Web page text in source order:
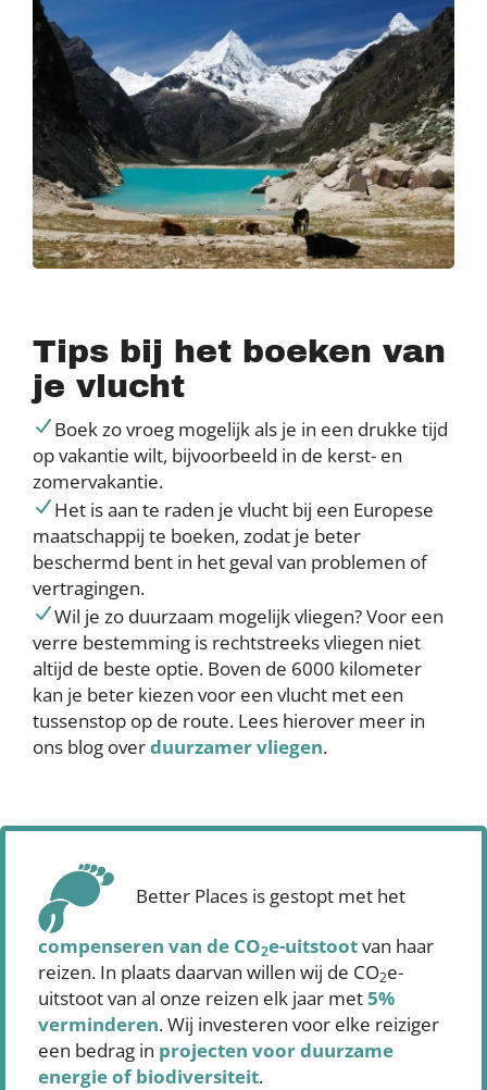
Tips bij het boeken van
je vlucht
Boek zo vroeg mogelijk als je in een drukke tijd
op vakantie wilt, bijvoorbeeld in de kerst- en
zomervakantie.
Het is aan te raden je vlucht bij een Europese
maatschappij te boeken, zodat je beter
beschermd bent in het geval van problemen of
vertragingen.
Wil je zo duurzaam mogelijk vliegen? Voor een
verre bestemming is rechtstreeks vliegen niet
altijd de beste optie. Boven de 6000 kilometer
kan je beter kiezen voor een vlucht met een
tussenstop op de route. Lees hierover meer in
ons blog overduurzamer vliegen.
Better Places is gestopt met het
compenseren van de CO2e-uitstootvan haar
reizen. In plaats daarvan willen wij de CO2e-
uitstoot van al onze reizen elk jaar met5%
verminderen. Wij investeren voor elke reiziger
een bedrag in projecten voor duurzame
energie of biodiversiteit.